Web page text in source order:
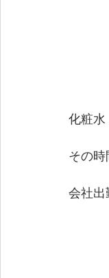
化粧水
その
会社出